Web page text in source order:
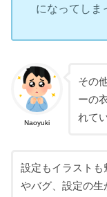
になってしま
Naoyuki
その
ーの
れて
設定もイラストも
やバグ、設定の生